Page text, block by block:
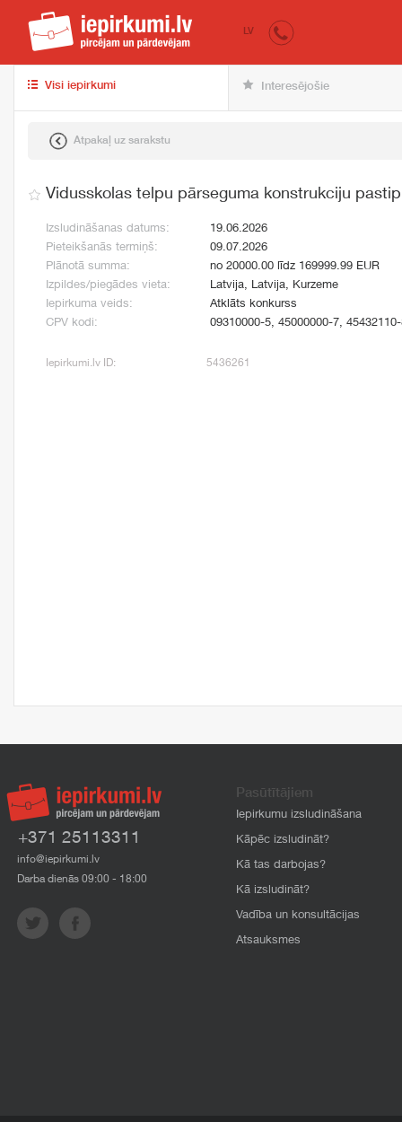
iepirkumi.lv
LV
Visi iepirkumi Interesējošie
Atpakaļ uz sarakstu
Vidusskolas telpu pārseguma konstrukciju
Izsludināšanas datums:
19.06.2026
Pieteikšanās termiņš:
09.07.2026
Plānotā summa:
no 20000.00 līdz 169999.99 EUR
Izpildes/piegādes vieta:
Latvija, Latvija, Kurzeme
Iepirkuma veids:
Atklāts konkurss
CPV kodi:
09310000-5, 45000000-7,
Iepirkumi.lv ID: 5436261
+371 25113311
info@iepirkumi.lv
Darba dienās 09:00 - 18:00
Pasūtītājiem
Iepirkumu izsludināšana
Kāpēc izsludināt?
Kā tas darbojas?
Kā izsludināt?
Vadība un konsultācijas
Atsauksmes